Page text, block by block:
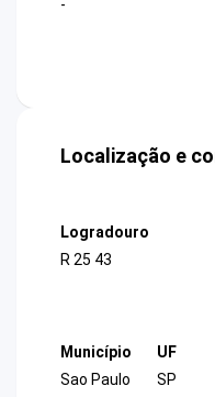
-
Localização e
Logradouro
R 25 43
Município
Sao Paulo
UF
SP